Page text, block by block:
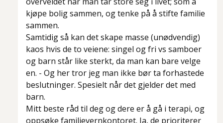
kjøpe bolig sammen, og tenke på å stifte familie
sammen.
Samtidig så kan det skape masse (unødvendig)
kaos hvis de to veiene: singel og fri vs samboer
og barn står like sterkt, da man kan bare velge
en. - Og her tror jeg man ikke bør ta forhastede
beslutninger. Spesielt når det gjelder det med
barn.
Mitt beste råd til deg og dere er å gå i terapi, og
oppsøke familievernkontoret. Ja, de prioriterer